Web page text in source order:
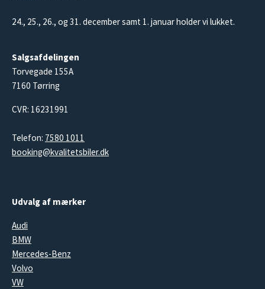
24., 25., 26., og 31. december samt 1. januar holder vi lukket.
Salgsafdelingen
Torvegade 155A
7160 Tørring
CVR: 16231991
Telefon: 7580 1011
booking@kvalitetsbiler.dk
Udvalg af mærker
Audi
BMW
Mercedes-Benz
Volvo
VW